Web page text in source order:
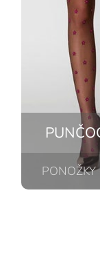
PONOŽKY